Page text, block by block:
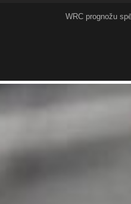
WRC prognožu